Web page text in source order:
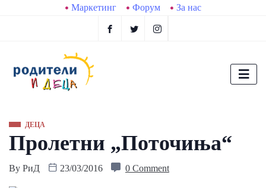
Маркетинг Форум За нас
ДЕЦА
Пролетни „Поточиња“
By РиД 23/03/2016 0 Comment